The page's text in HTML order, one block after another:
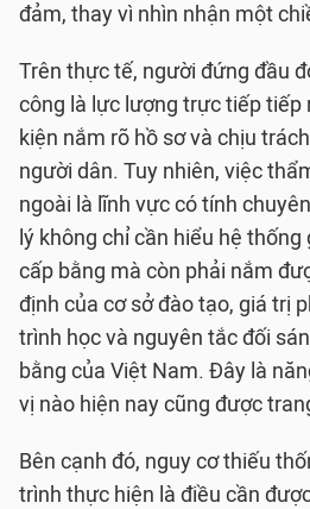
đảm, thay vì nhìn nhận một
Trên thực tế, người đứng đầu
công là lực lượng trực tiếp tiếp
kiện nắm rõ hồ sơ và chịu
người dân. Tuy nhiên, việc
ngoài là lĩnh vực có tính
lý không chỉ cần hiểu hệ
cấp bằng mà còn phải nắm
định của cơ sở đào tạo, giá trị
trình học và nguyên tắc đối
bằng của Việt Nam. Đây là
vị nào hiện nay cũng được
Bên cạnh đó, nguy cơ thiếu
trình thực hiện là điều cần